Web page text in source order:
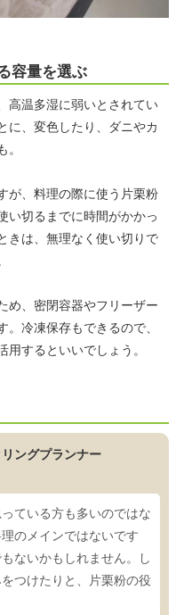
容量を選ぶ
高温多湿に弱いとされてい
に、変色したり、ダニやカ
が、料理の際に使う片栗粉
い切るまでに時間がかかっ
きは、無理なく使い切りで
め、密閉容器やフリーザー
冷凍保存もできるので、
するといいでしょう。
ングプランナー
ている方も多いのではな
のメインではないです
ないかもしれません。し
つけたりと、片栗粉の役